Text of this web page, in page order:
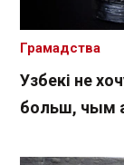
Узбекі не
больш, чым
Грамадства